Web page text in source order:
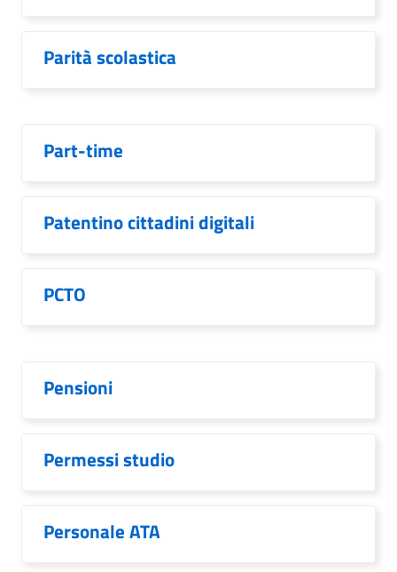
Parità scolastica
Part-time
Patentino cittadini digitali
PCTO
Pensioni
Permessi studio
Personale ATA